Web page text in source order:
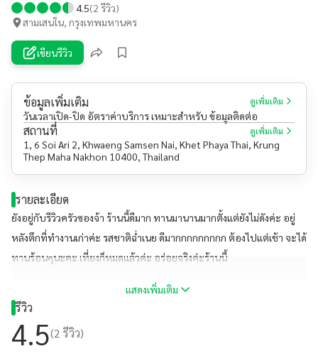
4.5(2 รีวิว)
สามเสนใน, กรุงเทพมหานคร
เขียนรีวิว
ข้อมูลเพิ่มเติม ดูเพิ่มเติม
วันเวลาเปิด-ปิด อัตราค่าบริการ เหมาะสำหรับ ข้อมูลติดต่อ
สถานที่ ดูเพิ่มเติม
1, 6 Soi Ari 2, Khwaeng Samsen Nai, Khet Phaya Thai, Krung
Thep Maha Nakhon 10400, Thailand
รายละเอียด
ยังอยู่กับรีวิวครัวซองจ้า ร้านนี้ดีมาก ทานมานานมากตั้งแต่ยังไม่ดังค่ะ อยู่
หลังตึกที่ทำงานเก่าค่ะ รสชาติฉ่ำเนย ดีมากกกกกกกกก ต้องไปแต่เช้า จะได้
ทานร้อนๆนะคะ เที่ยงก็หมดแล้วค่ะ อร่อยจริงค่ะร้านนี้
แสดงเพิ่มเติม
รีวิว
4.5(2 รีวิว)